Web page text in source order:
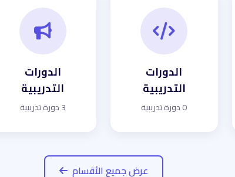
الدورات
التدريبية
0 دورة تدريبية
الدورات
التدريبية
3 دورة تدريبية
عرض جميع الأقسام